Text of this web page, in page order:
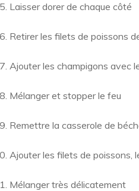
Laisser dorer de chaque côté
Retirer les filets de poissons
Ajouter les champigons avec
Mélanger et stopper le feu
Remettre la casserole de
Ajouter les filets de poissons,
Mélanger très délicatement